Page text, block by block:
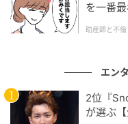
聡明さと誠実な姿
アナたちへの熱いコ
後も彼女たちの活躍
を一番
助産師と不
エン
2位『
が選ぶ